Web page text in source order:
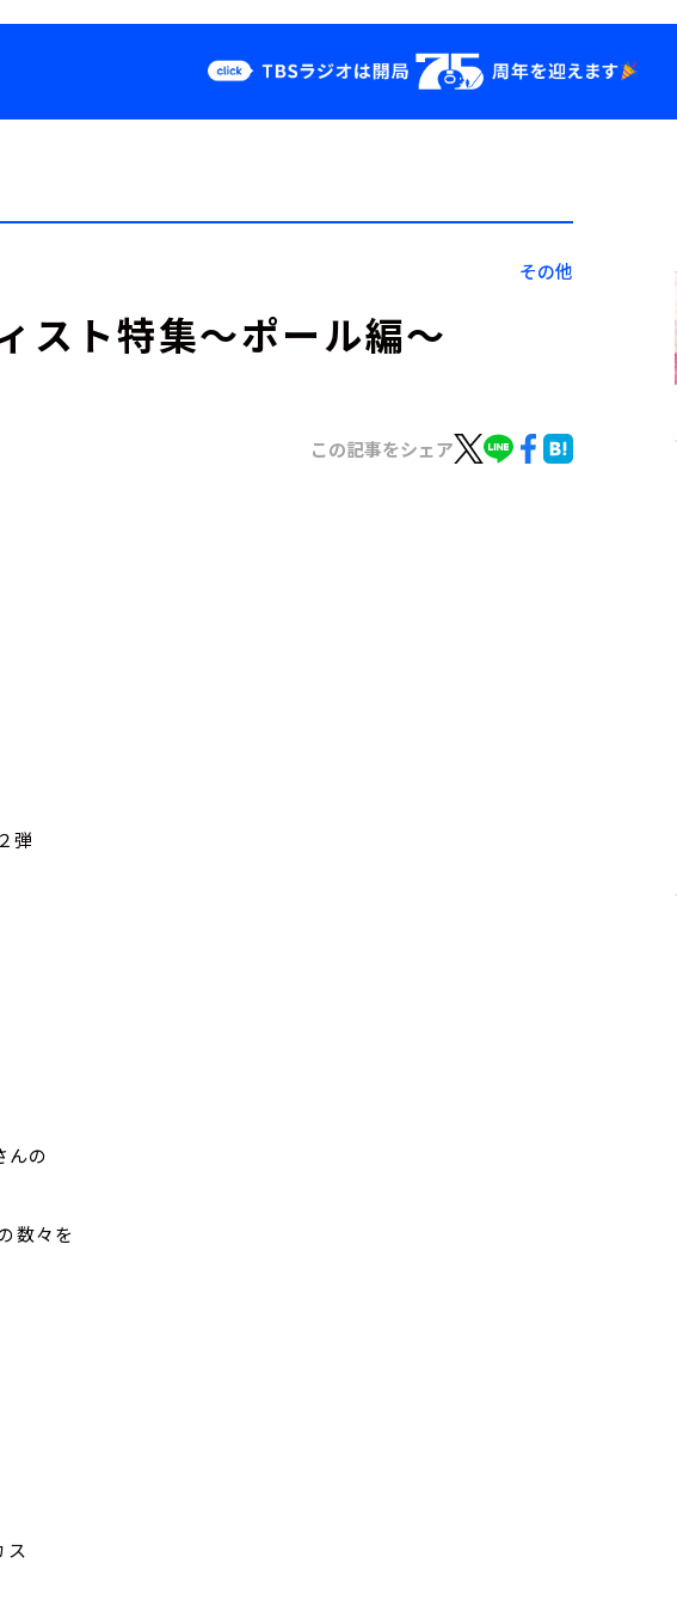
Podcast
YouTube
その他
スト特集～ポール編～
この記事をシェア
弾
んの
数々を
ス